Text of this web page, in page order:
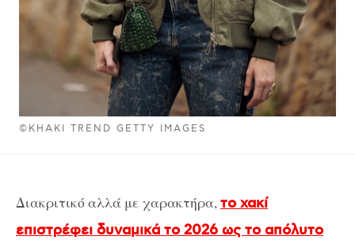
©KHAKI TREND GETTY IMAGES
Διακριτικό αλλά με χαρακτήρα, το χακί
επιστρέφει δυναμικά το 2026 ως το απόλυτο